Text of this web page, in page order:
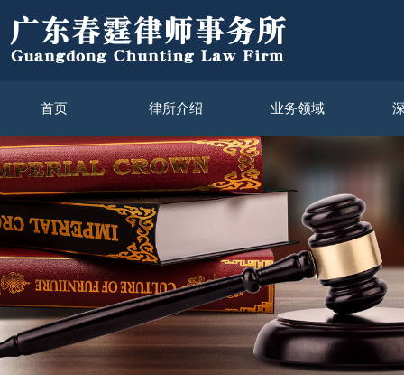
首页 律所介绍 业务领域